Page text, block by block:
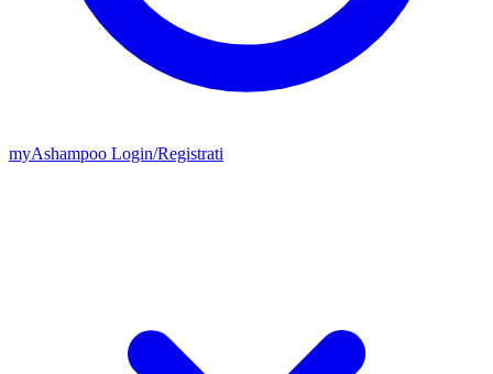
myAshampoo Login/Registrati